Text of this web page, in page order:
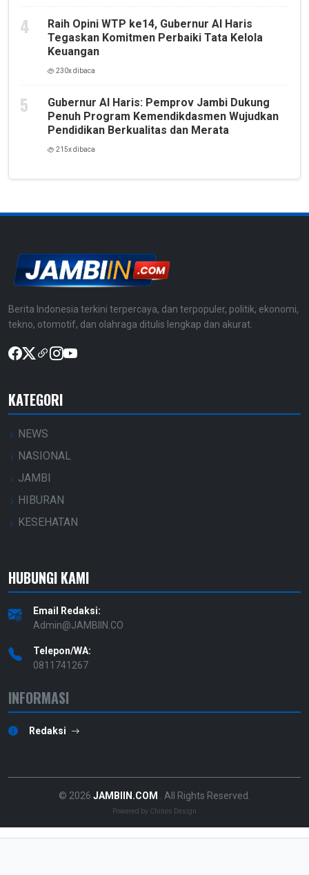
Raih Opini WTP ke14, Gubernur Al Haris
Tegaskan Komitmen Perbaiki Tata Kelola
Keuangan
230x dibaca
Gubernur Al Haris: Pemprov Jambi Dukung
Penuh Program Kemendikdasmen Wujudkan
Pendidikan Berkualitas dan Merata
215x dibaca
Berita Indonesia terkini terpercaya, dan terpopuler, politik, ekonomi,
tekno, otomotif, dan olahraga ditulis lengkap dan akurat.
KATEGORI
NEWS
NASIONAL
JAMBI
HIBURAN
KESEHATAN
HUBUNGI KAMI
Email Redaksi:
Admin@JAMBIIN.CO
Telepon/WA:
0811741267
INFORMASI
Redaksi
© 2026 JAMBIIN.COM . All Rights Reserved.
Powered by Chinos Design